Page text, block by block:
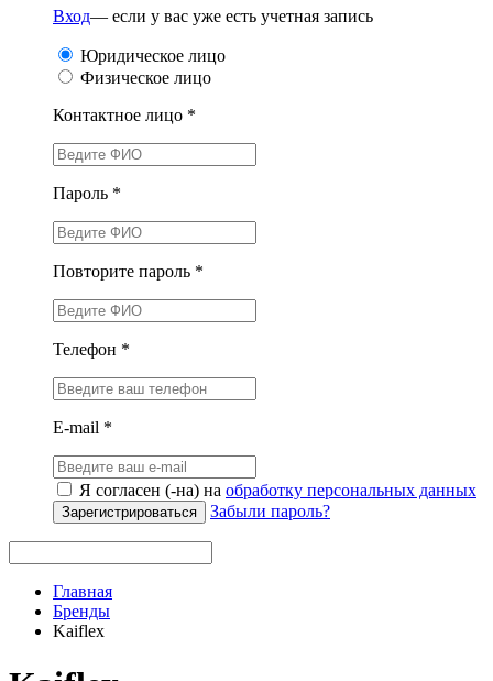
Вход— если у вас уже есть учетная запись
Юридическое лицо
Физическое лицо
Контактное лицо *
Пароль *
Повторите пароль *
Телефон *
E-mail *
Я согласен (-на) на обработку персональных данных
Зарегистрироваться Забыли пароль?
Главная
Бренды
Kaiflex